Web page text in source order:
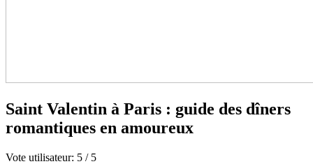
Saint Valentin à Paris : guide des dîners
romantiques en amoureux
Vote utilisateur: 5 / 5